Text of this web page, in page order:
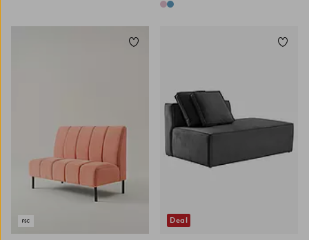
2 kleuren
Toevoegen aan favorieten
Deal